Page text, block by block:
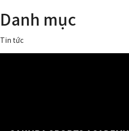
Danh mục
Tin tức